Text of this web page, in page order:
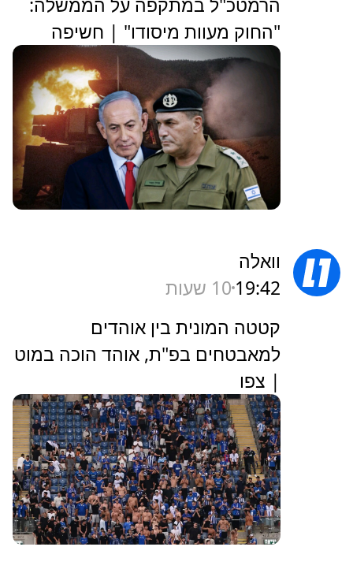
"החוק מעוות מיסודו" | חשיפה
וואלה
19:42 10 שעות
קטטה המונית בין אוהדים
למאבטחים בפ"ת, אוהד הוכה במוט
| צפו